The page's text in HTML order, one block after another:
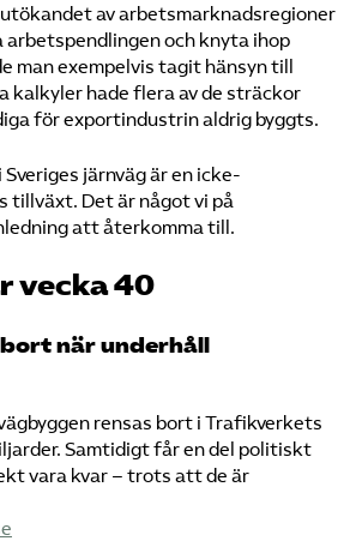
av arbetsmarknadsregioner
och knyta ihop
man exempelvis tagit hänsyn till
kalkyler hade flera av de sträckor
för exportindustrin aldrig byggts.
järnväg är en icke-
tillväxt. Det är något vi på
att återkomma till.
vecka 40
när underhåll
rensas bort i Trafikverkets
Samtidigt får en del politiskt
vara kvar – trots att de är